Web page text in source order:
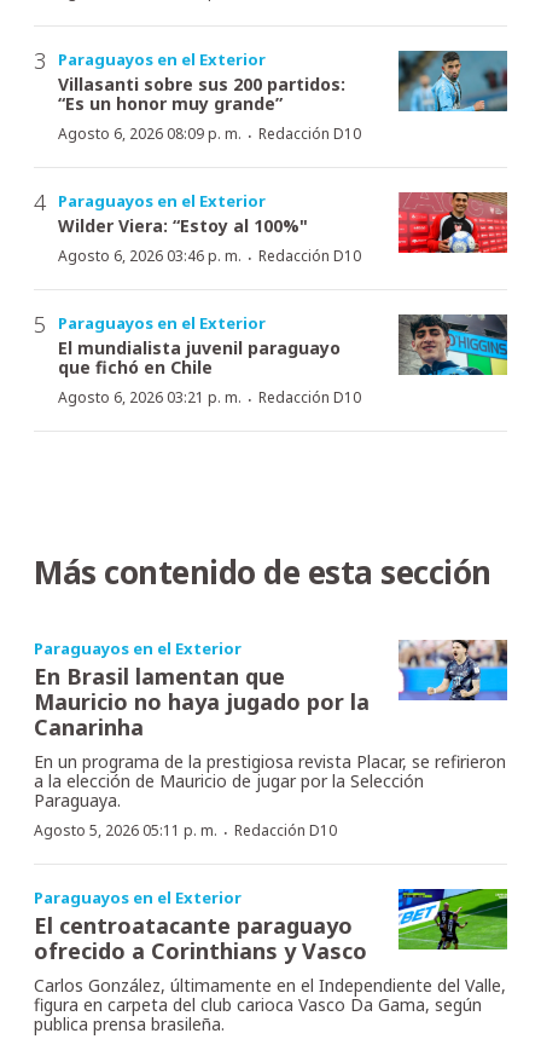
Paraguayos en el Exterior
Villasanti sobre sus 200 partidos:
“Es un honor muy grande”
Agosto 6, 2026 08:09 p. m. · Redacción D10
Paraguayos en el Exterior
Wilder Viera: “Estoy al 100%"
Agosto 6, 2026 03:46 p. m. · Redacción D10
Paraguayos en el Exterior
El mundialista juvenil paraguayo
que fichó en Chile
Agosto 6, 2026 03:21 p. m. · Redacción D10
Más contenido de esta sección
Paraguayos en el Exterior
En Brasil lamentan que
Mauricio no haya jugado por la
Canarinha
En un programa de la prestigiosa revista Placar, se refirieron
a la elección de Mauricio de jugar por la Selección
Paraguaya.
Agosto 5, 2026 05:11 p. m. · Redacción D10
Paraguayos en el Exterior
El centroatacante paraguayo
ofrecido a Corinthians y Vasco
Carlos González, últimamente en el Independiente del Valle,
figura en carpeta del club carioca Vasco Da Gama, según
publica prensa brasileña.